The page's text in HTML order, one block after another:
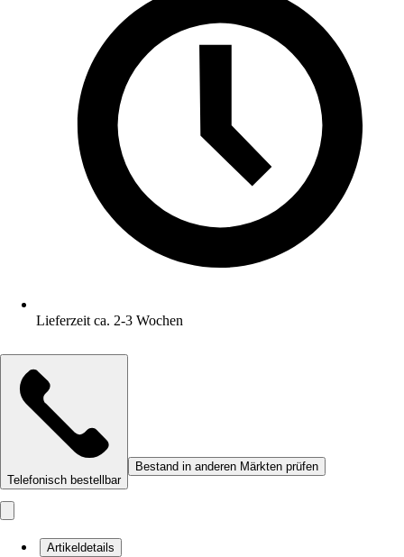
Lieferzeit ca. 2-3 Wochen
Telefonisch bestellbar
Bestand in anderen Märkten prüfen
Artikeldetails